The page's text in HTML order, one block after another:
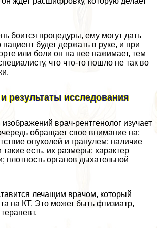
боится процедуры, ему могут дать
будет держать в руке, и при
или боли он на нее нажимает, тем
что что-то пошло не так во
результаты исследования
врач-рентгенолог изучает
обращает свое внимание на:
опухолей и гранулем; наличие
такие есть, их размеры; хаpaктер
плотность органов дыхательной
лечащим врачом, который
на КТ. Это может быть фтизиатр,